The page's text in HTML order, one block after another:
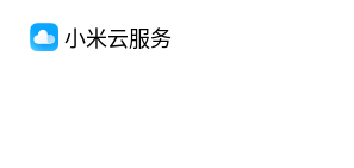
小米云服务